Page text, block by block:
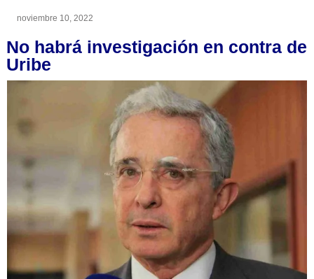
noviembre 10, 2022
No habrá investigación en contra de
Uribe